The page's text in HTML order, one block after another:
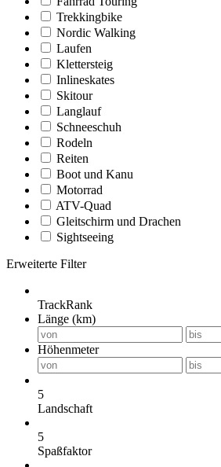
Trekkingbike
Nordic Walking
Laufen
Klettersteig
Inlineskates
Skitour
Langlauf
Schneeschuh
Rodeln
Reiten
Boot und Kanu
Motorrad
ATV-Quad
Gleitschirm und Drachen
Sightseeing
Erweiterte Filter
TrackRank
Länge (km)
Höhenmeter
5
Landschaft
5
Spaßfaktor